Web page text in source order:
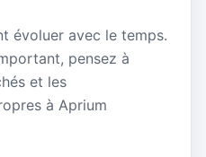
évoluer avec le temps.
pensez à
et les
à Aprium